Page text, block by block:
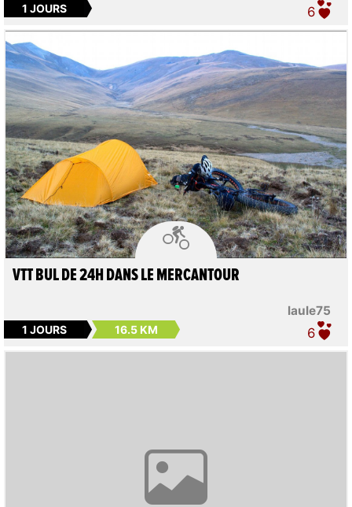
1 JOURS 6

laule75
VTT BUL DE 24H DANS LE MERCANTOUR
1 JOURS 16.5 KM 6